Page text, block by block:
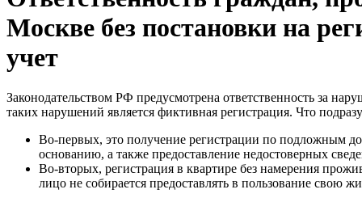
Москве без постановки на
учет
Законодательством РФ предусмотрена ответственность за
таких нарушений является фиктивная регистрация. Что
Во-первых, это получение регистрации по подложным
основанию, а также предоставление недостоверных
Во-вторых, регистрация в квартире без намерения
лицо не собирается предоставлять в пользование свою